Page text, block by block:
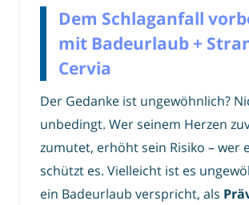
Dem Schlaganfall
mit Badeurlaub +
Cervia
Der Gedanke ist ungewöhnlich?
unbedingt. Wer seinem Herzen
zumutet, erhöht sein Risiko – wer
schützt es. Vielleicht ist es
ein Badeurlaub verspricht, als